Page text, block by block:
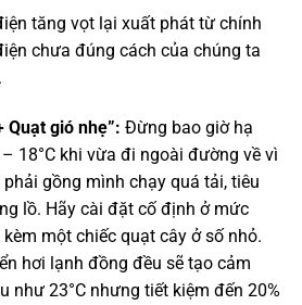
tăng vọt lại xuất phát từ chính
chưa đúng cách của chúng ta
Quạt gió nhẹ”: Đừng bao giờ hạ
18°C khi vừa đi ngoài đường về vì
gồng mình chạy quá tải, tiêu
lồ. Hãy cài đặt cố định ở mức
một chiếc quạt cây ở số nhỏ.
hơi lạnh đồng đều sẽ tạo cảm
như 23°C nhưng tiết kiệm đến 20%